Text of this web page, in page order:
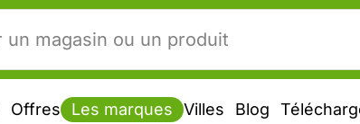
Offres Les marques Villes Blog